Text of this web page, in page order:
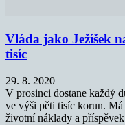
Vláda jako Ježíšek
tisíc
29. 8. 2020
V prosinci dostane každý
ve výši pěti tisíc korun.
životní náklady a